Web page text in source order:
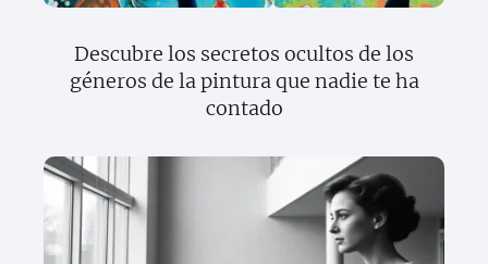
Descubre los secretos ocultos de los
géneros de la pintura que nadie te ha
contado